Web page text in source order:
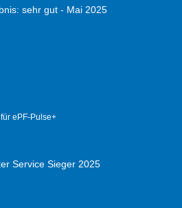
für ePF-Pulse+